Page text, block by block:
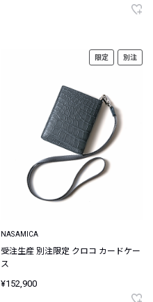
限定 別注
NASAMICA
受注生産 別注限定 クロコ カードケー
ス
¥152,900